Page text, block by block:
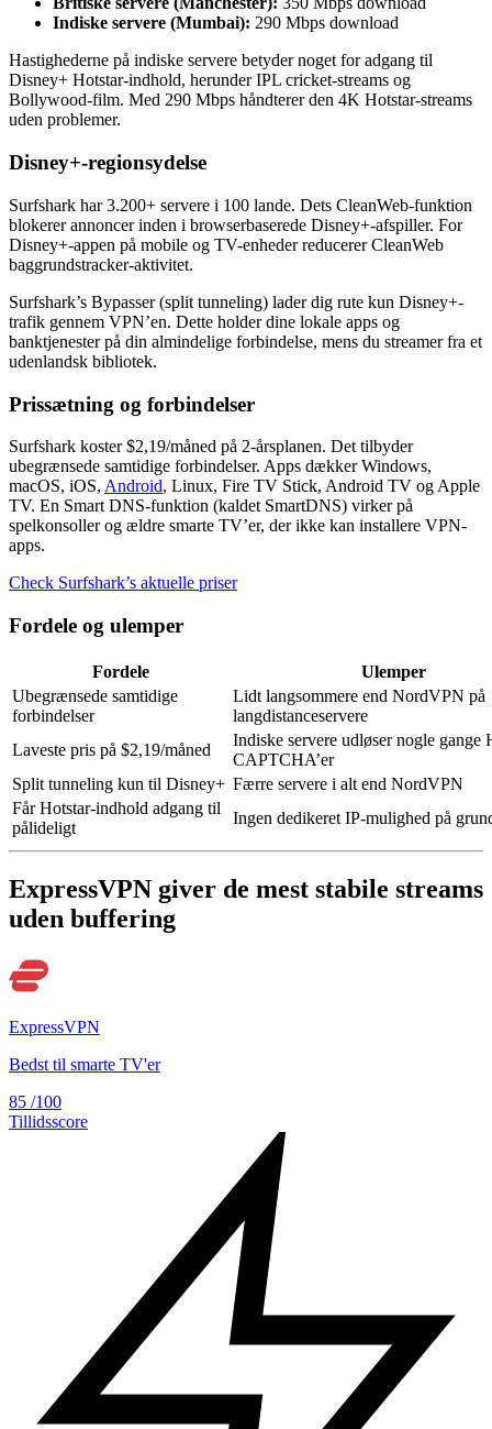
Indiske servere (Mumbai): 290 Mbps download
Hastighederne på indiske servere betyder noget for adgang til
Disney+ Hotstar-indhold, herunder IPL cricket-streams og
Bollywood-film. Med 290 Mbps håndterer den 4K Hotstar-streams
uden problemer.
Disney+-regionsydelse
Surfshark har 3.200+ servere i 100 lande. Dets CleanWeb-funktion
blokerer annoncer inden i browserbaserede Disney+-afspiller. For
Disney+-appen på mobile og TV-enheder reducerer CleanWeb
baggrundstracker-aktivitet.
Surfshark’s Bypasser (split tunneling) lader dig rute kun Disney+-
trafik gennem VPN’en. Dette holder dine lokale apps og
banktjenester på din almindelige forbindelse, mens du streamer fra et
udenlandsk bibliotek.
Prissætning og forbindelser
Surfshark koster $2,19/måned på 2-årsplanen. Det tilbyder
ubegrænsede samtidige forbindelser. Apps dækker Windows,
macOS, iOS, Android, Linux, Fire TV Stick, Android TV og Apple
TV. En Smart DNS-funktion (kaldet SmartDNS) virker på
spelkonsoller og ældre smarte TV’er, der ikke kan installere VPN-
apps.
Check Surfshark’s aktuelle priser
Fordele og ulemper
Fordele
Ulemper
Ubegrænsede samtidige
forbindelser
Lidt langsommere end NordVPN på
langdistanceservere
Laveste pris på $2,19/måned
Indiske servere udløser nogle gange
CAPTCHA’er
Split tunneling kun til Disney+ Færre servere i alt end NordVPN
Får Hotstar-indhold adgang til
pålideligt
Ingen dedikeret IP-mulighed på
ExpressVPN giver de mest stabile streams
uden buffering
ExpressVPN
Bedst til smarte TV'er
85 /100
Tillidsscore